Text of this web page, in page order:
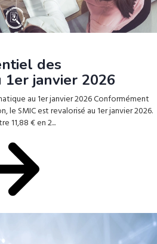
des
1er janvier 2026
au 1er janvier 2026 Conformément
le SMIC est revalorisé au 1er janvier 2026.
11,88 € en 2...